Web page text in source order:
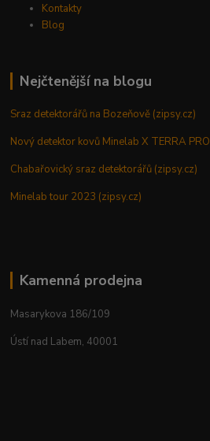
Kontakty
Blog
Nejčtenější na blogu
Sraz detektorářů na Bozeňově (zipsy.cz)
Nový detektor kovů Minelab X TERRA
Chabařovický sraz detektorářů (zipsy.cz)
Minelab tour 2023 (zipsy.cz)
Kamenná prodejna
Masarykova 186/109
Ústí nad Labem, 40001